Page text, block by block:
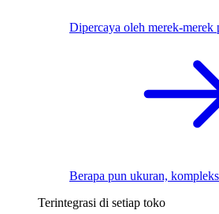
Dipercaya oleh merek-merek
Berapa pun ukuran,
Terintegrasi di setiap toko